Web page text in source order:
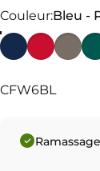
Couleur
Couleur:Bleu -
CFW6BL